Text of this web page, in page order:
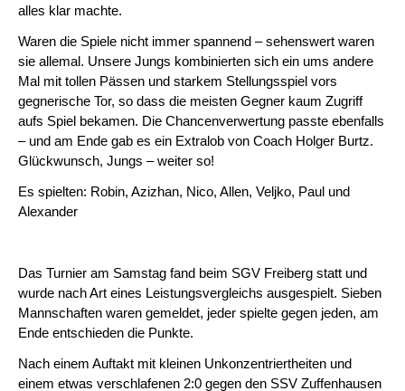
alles klar machte.
Waren die Spiele nicht immer spannend – sehenswert waren
sie allemal. Unsere Jungs kombinierten sich ein ums andere
Mal mit tollen Pässen und starkem Stellungsspiel vors
gegnerische Tor, so dass die meisten Gegner kaum Zugriff
aufs Spiel bekamen. Die Chancenverwertung passte ebenfalls
– und am Ende gab es ein Extralob von Coach Holger Burtz.
Glückwunsch, Jungs – weiter so!
Es spielten: Robin, Azizhan, Nico, Allen, Veljko, Paul und
Alexander
Das Turnier am Samstag fand beim SGV Freiberg statt und
wurde nach Art eines Leistungsvergleichs ausgespielt. Sieben
Mannschaften waren gemeldet, jeder spielte gegen jeden, am
Ende entschieden die Punkte.
Nach einem Auftakt mit kleinen Unkonzentriertheiten und
einem etwas verschlafenen 2:0 gegen den SSV Zuffenhausen